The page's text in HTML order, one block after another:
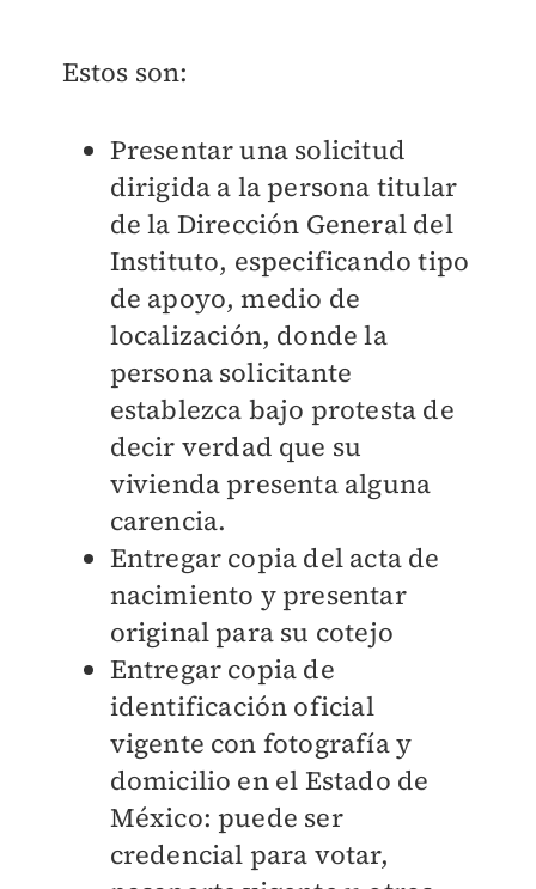
Estos son:
Presentar una solicitud
dirigida a la persona titular
de la Dirección General del
Instituto, especificando tipo
de apoyo, medio de
localización, donde la
persona solicitante
establezca bajo protesta de
decir verdad que su
vivienda presenta alguna
carencia.
Entregar copia del acta de
nacimiento y presentar
original para su cotejo
Entregar copia de
identificación oficial
vigente con fotografía y
domicilio en el Estado de
México: puede ser
credencial para votar,